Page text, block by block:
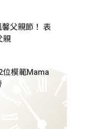
父親節！ 表
親
位模範Mama